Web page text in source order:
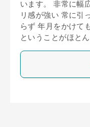
います。 非常に幅
リ感が強い 常に引
らず 年月をかけて
ということがほと